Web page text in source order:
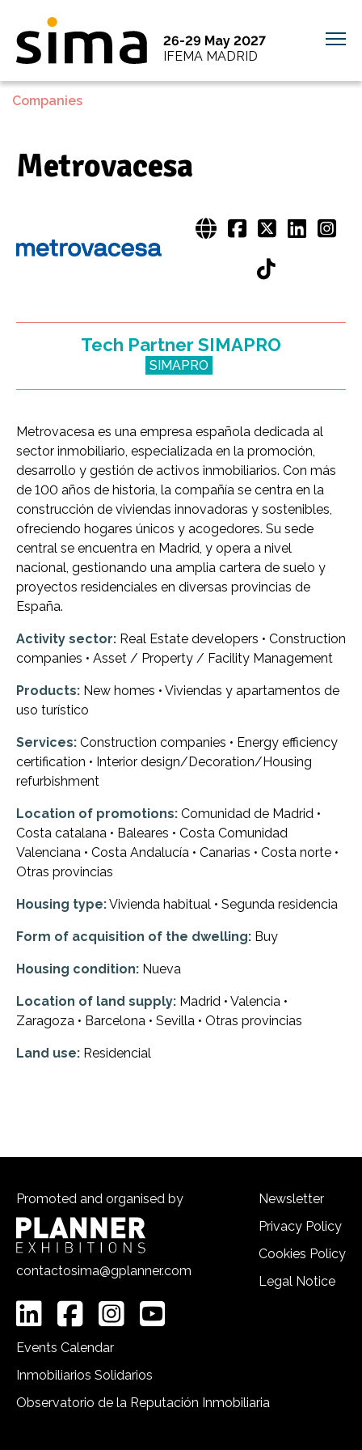
26-29 May 2027
IFEMA MADRID
Companies
Metrovacesa
Metrovacesa es una empresa española dedicada al
sector inmobiliario, especializada en la promoción,
desarrollo y gestión de activos inmobiliarios. Con más
de 100 años de historia, la compañía se centra en la
construcción de viviendas innovadoras y sostenibles,
ofreciendo hogares únicos y acogedores. Su sede
central se encuentra en Madrid, y opera a nivel
nacional, gestionando una amplia cartera de suelo y
proyectos residenciales en diversas provincias de
España.
Activity sector: Real Estate developers • Construction
companies • Asset / Property / Facility Management
Products: New homes • Viviendas y apartamentos de
uso turístico
Services: Construction companies • Energy efficiency
certification • Interior design/Decoration/Housing
refurbishment
Location of promotions: Comunidad de Madrid •
Costa catalana • Baleares • Costa Comunidad
Valenciana • Costa Andalucía • Canarias • Costa norte •
Otras provincias
Housing type:Vivienda habitual • Segunda residencia
Form of acquisition of the dwelling: Buy
Housing condition: Nueva
Location of land supply: Madrid • Valencia •
Zaragoza • Barcelona • Sevilla • Otras provincias
Land use: Residencial
Tech Partner SIMAPRO
SIMAPRO
Promoted and organised by
contactosima@gplanner.com
Newsletter
Privacy Policy
Cookies Policy
Legal Notice
Events Calendar
Inmobiliarios Solidarios
Observatorio de la Reputación Inmobiliaria